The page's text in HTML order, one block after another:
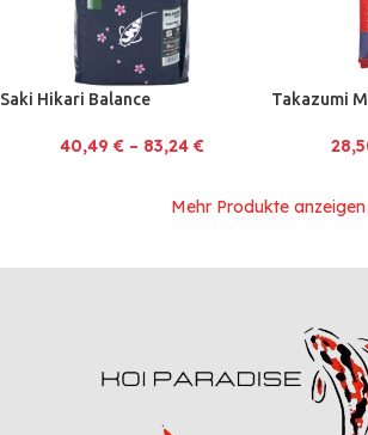
Saki Hikari Balance
40,49 € – 83,24 €
Takazumi
Mehr Produkte anzeigen